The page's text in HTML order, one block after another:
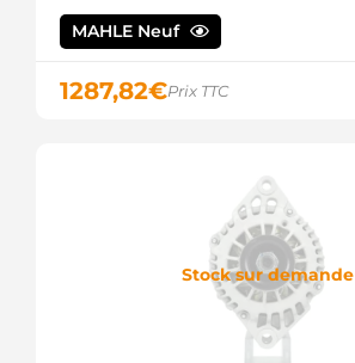
MAHLE Neuf
1287,82€Prix TTC
Stock sur demande